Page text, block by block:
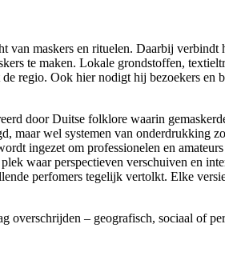
van maskers en rituelen. Daarbij
te maken. Lokale grondstoffen,
regio. Ook hier nodigt hij bezoekers en
door Duitse folklore waarin
maar wel systemen van onderdrukking
ingezet om professionelen en
waar perspectieven verschuiven en
perfomers tegelijk vertolkt. Elke
overschrijden – geografisch, sociaal of